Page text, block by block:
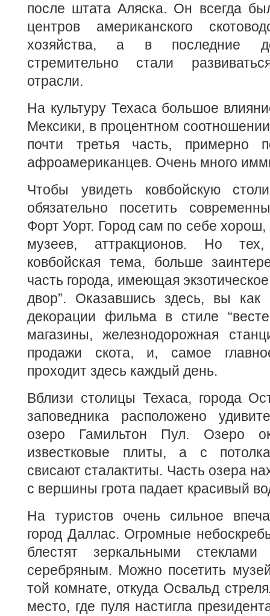
после штата Аляска. Он всегда
центров американского
хозяйства, а в последние
стремительно стали
отрасли.
На культуру Техаса большое
Мексики, в процентном
почти третья часть,
афроамериканцев. Очень много
Чтобы увидеть ковбойскую
обязательно посетить
Форт Уорт. Город сам по себе
музеев, аттракционов. Но
ковбойская тема, больше
часть города, имеющая
двор”. Оказавшись здесь, вы как
декорации фильма в стиле
магазины, железнодорожная
продажи скота, и, самое
проходит здесь каждый день.
Вблизи столицы Техаса, города
заповедника расположено
озеро Гамильтон Пул. Озеро
известковые плиты, а с
свисают сталактиты. Часть озера
с вершины грота падает красивый
На туристов очень сильное
город Даллас. Огромные
блестят зеркальными
серебряным. Можно посетить
той комнате, откуда Освальд
место, где пуля настигла